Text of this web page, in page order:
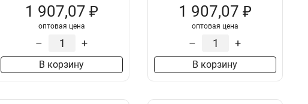
1 907,07 ₽
оптовая цена
– +
В корзину
1 907,07 ₽
оптовая цена
– +
В корзину